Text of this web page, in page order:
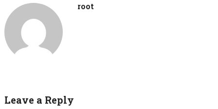
root
Leave a Reply